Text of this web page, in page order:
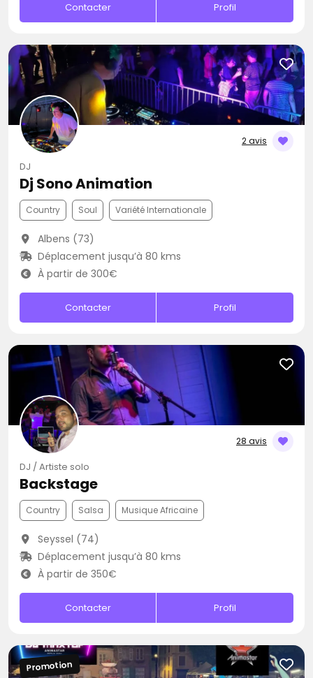
Contacter Profil
2 avis
DJ
Dj Sono Animation
Country Soul Variété Internationale
Albens (73)
Déplacement jusqu’à 80 kms
À partir de 300€
Contacter Profil
28 avis
DJ / Artiste solo
Backstage
Country Salsa Musique Africaine
Seyssel (74)
Déplacement jusqu’à 80 kms
À partir de 350€
Contacter Profil
Promotion